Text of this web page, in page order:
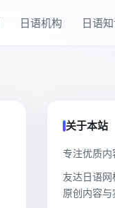
日语机构 日语
关于本站
专注优质内
友达日语
原创内容与